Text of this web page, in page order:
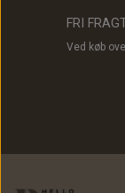
FRI
Ved køb